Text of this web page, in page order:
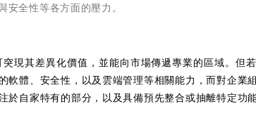
全性等各方面的壓力。
現其差異化價值，並能向市場傳遞專業的區域。但
軟體、安全性，以及雲端管理等相關能力，而對企業
於自家特有的部分，以及具備預先整合或抽離特定功